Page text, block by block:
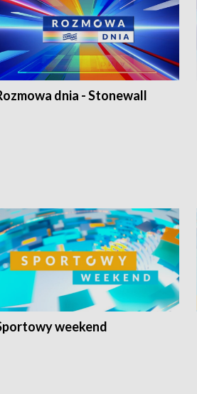
dnia - Stonewall
weekend